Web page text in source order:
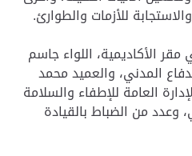
للأزمات والطوارئ.
الأكاديمية، اللواء جاسم
المدني، والعميد محمد
العامة للإطفاء والسلامة
وعدد من الضباط بالقيادة